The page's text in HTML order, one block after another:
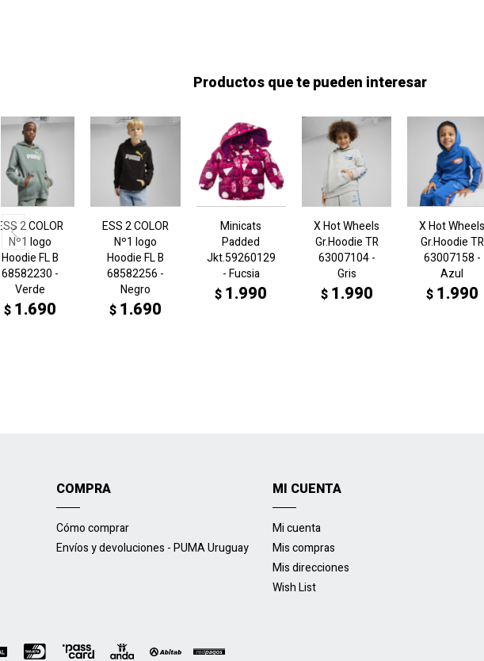
Productos que te pueden interesar
ESS 2 COLOR
Nº1 logo
Hoodie FL B
68582230 -
Verde
$ 1.690
ESS 2 COLOR
Nº1 logo
Hoodie FL B
68582256 -
Negro
$ 1.690
Minicats
Padded
Jkt.59260129
- Fucsia
$ 1.990
X Hot Wheels
Gr.Hoodie TR
63007104 -
Gris
$ 1.990
X Hot Wheels
Gr.Hoodie TR
63007158 -
Azul
$ 1.990
COMPRA
Cómo comprar
Envíos y devoluciones - PUMA Uruguay
MI CUENTA
Mi cuenta
Mis compras
Mis direcciones
Wish List